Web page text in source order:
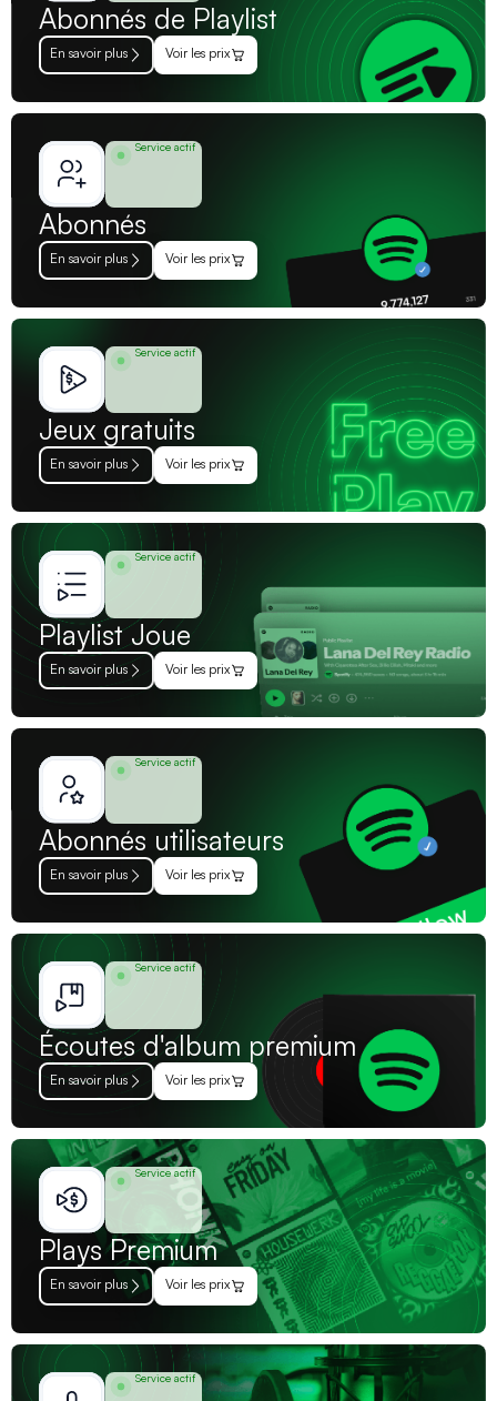
Abonnés de Playlist
En savoir plus Voir les prix
Service actif
Abonnés
En savoir plus Voir les prix
Service actif
Jeux gratuits
En savoir plus Voir les prix
Service actif
Playlist Joue
En savoir plus Voir les prix
Service actif
Abonnés utilisateurs
En savoir plus Voir les prix
Service actif
Écoutes d'album premium
En savoir plus Voir les prix
Service actif
Plays Premium
En savoir plus Voir les prix
Service actif